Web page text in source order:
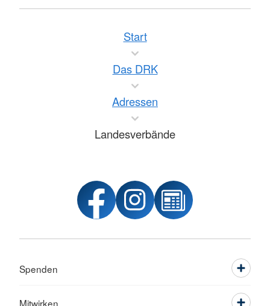
Start
Das DRK
Adressen
Landesverbände
Spenden
Mitwirken